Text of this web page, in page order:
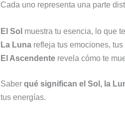
Cada uno representa una parte
El Sol muestra tu esencia, lo que
La Lunarefleja tus emociones, tus
El Ascendenterevela cómo te
Saber qué significan el Sol, la
tus energías.